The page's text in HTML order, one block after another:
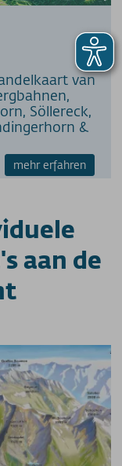
van
Söllereck,
&
mehr erfahren
aan de